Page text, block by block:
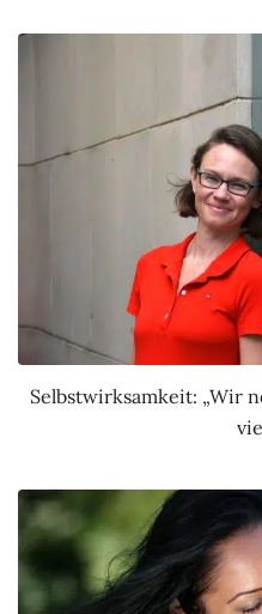
Selbstwirksamkeit: „Wir